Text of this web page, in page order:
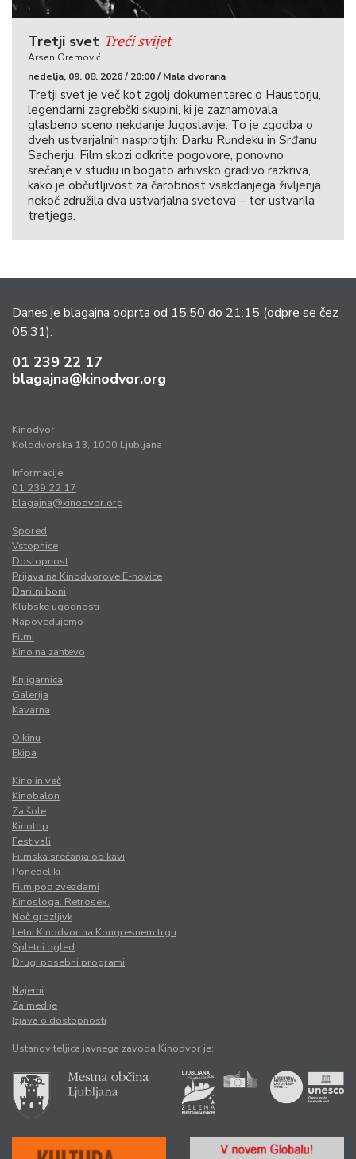
Tretji svet Treći svijet
Arsen Oremović
nedelja, 09. 08. 2026 / 20:00 / Mala dvorana
Tretji svet je več kot zgolj dokumentarec o Haustorju,
legendarni zagrebški skupini, ki je zaznamovala
glasbeno sceno nekdanje Jugoslavije. To je zgodba o
dveh ustvarjalnih nasprotjih: Darku Rundeku in Srđanu
Sacherju. Film skozi odkrite pogovore, ponovno
srečanje v studiu in bogato arhivsko gradivo razkriva,
kako je občutljivost za čarobnost vsakdanjega življenja
nekoč združila dva ustvarjalna svetova – ter ustvarila
tretjega.
Danes je blagajna odprta od 15:50 do 21:15 (odpre se čez
05:31).
01 239 22 17
blagajna@kinodvor.org
Kinodvor
Kolodvorska 13, 1000 Ljubljana
Informacije:
01 239 22 17
blagajna@kinodvor.org
Spored
Vstopnice
Dostopnost
Prijava na Kinodvorove E-novice
Darilni boni
Klubske ugodnosti
Napovedujemo
Filmi
Kino na zahtevo
Knjigarnica
Galerija
Kavarna
O kinu
Ekipa
Kino in več
Kinobalon
Za šole
Kinotrip
Festivali
Filmska srečanja ob kavi
Ponedeljki
Film pod zvezdami
Kinosloga. Retrosex.
Noč grozljivk
Letni Kinodvor na Kongresnem trgu
Spletni ogled
Drugi posebni programi
Najemi
Za medije
Izjava o dostopnosti
Ustanoviteljica javnega zavoda Kinodvor je: